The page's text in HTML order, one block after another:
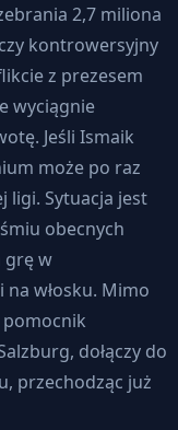
2,7 miliona
kontrowersyjny
z prezesem
wyciągnie
Jeśli Ismaik
może po raz
ligi. Sytuacja jest
obecnych
grę w
na włosku. Mimo
dołączy do
przechodząc już